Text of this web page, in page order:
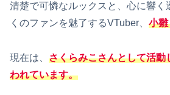
清楚で可憐なルックスと、心に響く
くのファンを魅了するVTuber、 小
現在は、 さくらみこさんとして活動
われています。